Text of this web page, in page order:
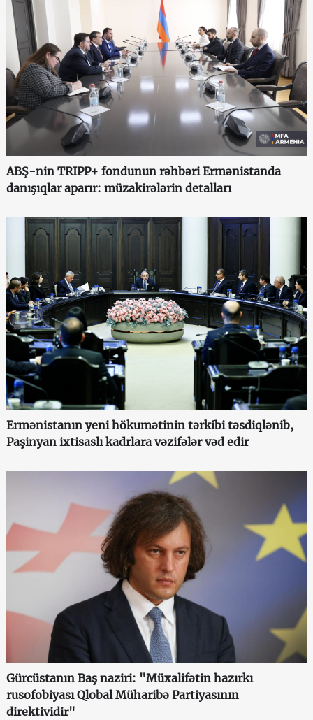
ABŞ-nin TRIPP+ fondunun rəhbəri Ermənistanda
danışıqlar aparır: müzakirələrin detalları
Ermənistanın yeni hökumətinin tərkibi təsdiqlənib,
Paşinyan ixtisaslı kadrlara vəzifələr vəd edir
Gürcüstanın Baş naziri: "Müxalifətin hazırkı
rusofobiyası Qlobal Müharibə Partiyasının
direktividir"